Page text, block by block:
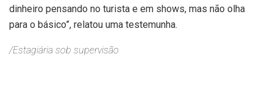
dinheiro pensando no turista e em shows, mas não olha
para o básico”, relatou uma testemunha.
/Estagiária sob supervisão